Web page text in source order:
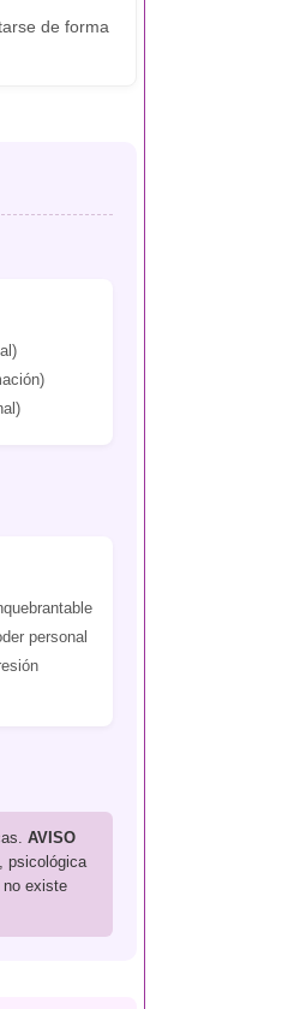
de forma
personal
AVISO
psicológica
existe